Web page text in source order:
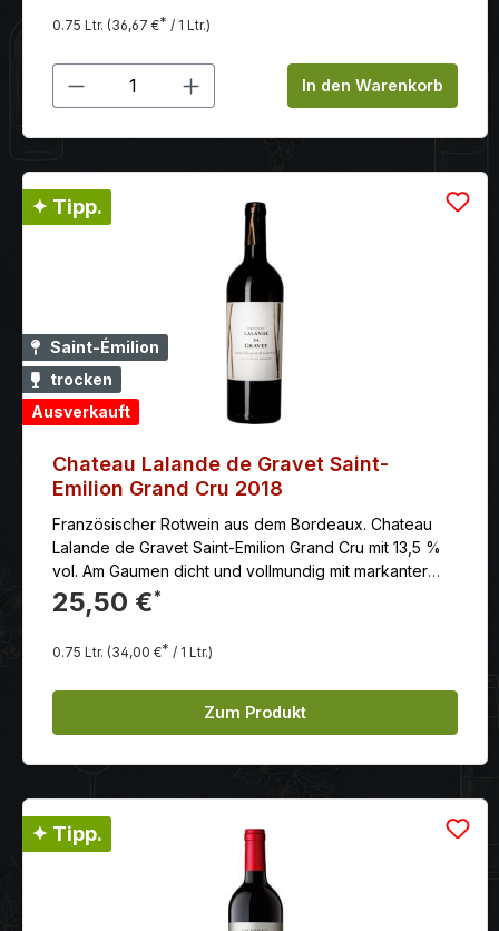
0.75 Ltr. (36,67 €* / 1 Ltr.)
Produkt Anzahl: Gib denIn den Warenkorb
✦ Tipp.
Saint-Émilion
trocken
Ausverkauft
Chateau Lalande de Gravet Saint-
Emilion Grand Cru 2018
Französischer Rotwein aus dem Bordeaux. Chateau
Lalande de Gravet Saint-Emilion Grand Cru mit 13,5 %
vol. Am Gaumen dicht und vollmundig mit markanter
Frucht und präsentem, doch seidig gereiftem,
geschmeidigem Tannin, fruchtige und leicht erdige
Noten verschmelzen mit der sanft eingebundenen
25,50 €*
0.75 Ltr. (34,00 €* / 1 Ltr.)
Zum Produkt
✦ Tipp.